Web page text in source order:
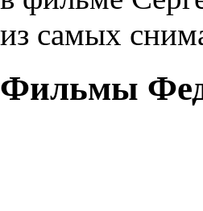
из самых
Фильмы